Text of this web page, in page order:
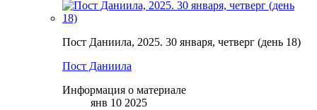
Пост Даниила, 2025. 30 января, четверг (день 18)
Пост Даниила
Информация о материале
янв 10 2025